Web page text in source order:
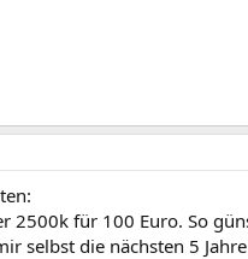
2500k für 100 Euro. So
selbst die nächsten 5